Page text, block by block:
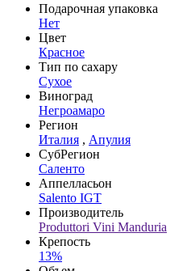
Подарочная упаковка
Нет
Цвет
Красное
Тип по сахару
Сухое
Виноград
Негроамаро
Регион
Италия , Апулия
СубРегион
Саленто
Аппелласьон
Salento IGT
Производитель
Produttori Vini Manduria
Крепость
13%